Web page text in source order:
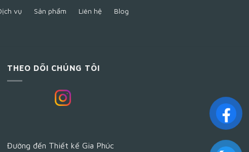
vụ Sản phẩm Liên hệ Blog
THEO DÕI CHÚNG TÔI
Đường đến Thiết kế Gia Phúc